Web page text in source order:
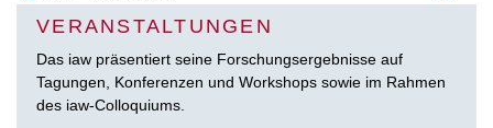
VERANSTALTUNGEN
Das iaw präsentiert seine Forschungsergebnisse auf
Tagungen, Konferenzen und Workshops sowie im Rahmen
des iaw-Colloquiums.